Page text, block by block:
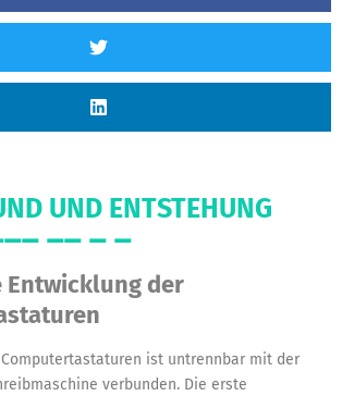
UND ENTSTEHUNG
Entwicklung der
Computertastaturen ist untrennbar mit der
verbunden. Die erste